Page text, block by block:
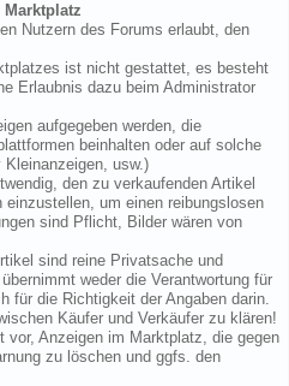
Nutzern des Forums erlaubt, den
ist nicht gestattet, es besteht
Erlaubnis dazu beim Administrator
aufgegeben werden, die
beinhalten oder auf solche
usw.)
den zu verkaufenden Artikel
um einen reibungslosen
sind Pflicht, Bilder wären von
sind reine Privatsache und
weder die Verantwortung für
für die Richtigkeit der Angaben darin.
Käufer und Verkäufer zu klären!
vor, Anzeigen im Marktplatz, die gegen
zu löschen und ggfs. den